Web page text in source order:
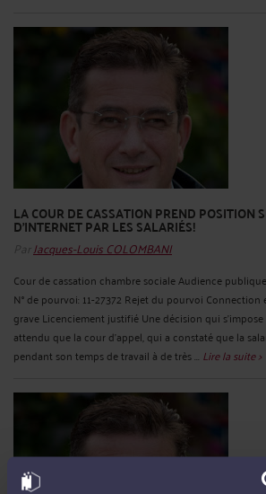
LA COUR DE CASSATION PREND POSITION
D'INTERNET PAR LES SALARIÉS!
Par Jacques-Louis COLOMBANI
Cour de cassation chambre sociale Audience
N° de pourvoi: 11-27372 Rejet du pourvoi
grave Licenciement justifié Une décision qui s'impose
attendu que la cour d'appel, qui a constaté que la
pendant son temps de travail à de très ... Lire la suite >